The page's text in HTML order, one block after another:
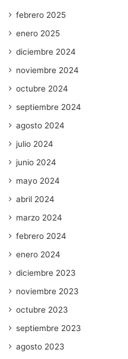
febrero 2025
enero 2025
diciembre 2024
noviembre 2024
octubre 2024
septiembre 2024
agosto 2024
julio 2024
junio 2024
mayo 2024
abril 2024
marzo 2024
febrero 2024
enero 2024
diciembre 2023
noviembre 2023
octubre 2023
septiembre 2023
agosto 2023